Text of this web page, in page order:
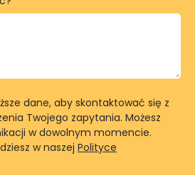
dane, aby skontaktować się z
Twojego zapytania. Możesz
w dowolnym momencie.
w naszej Polityce